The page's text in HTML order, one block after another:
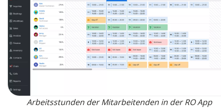
Arbeitsstunden der Mitarbeitenden in der RO App